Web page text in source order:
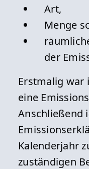
Art,
Menge
der
Erstmalig war
eine
Anschließend
Kalenderjahr
zuständigen